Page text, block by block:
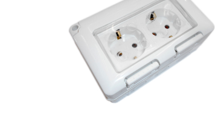
Accesorii camping
Conetica si conexiuni
Masina de facut gheata
Produse grele si voluminoase